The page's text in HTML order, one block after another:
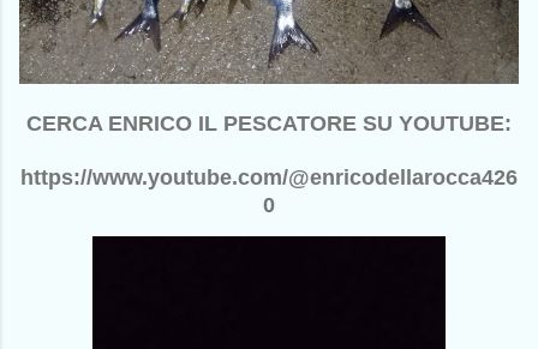
CERCA ENRICO IL PESCATORE SU YOUTUBE:
https://www.youtube.com/@enricodellarocca426
0